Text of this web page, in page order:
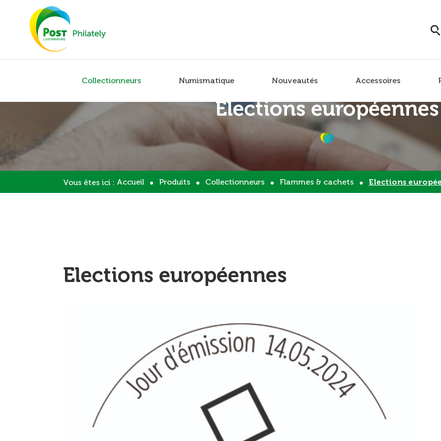
Collectionneurs Numismatique Nouveautés Accessoires
Elections européennes
Vous êtes ici : Accueil Produits Collectionneurs Flammes & cachets Elections
Elections européennes